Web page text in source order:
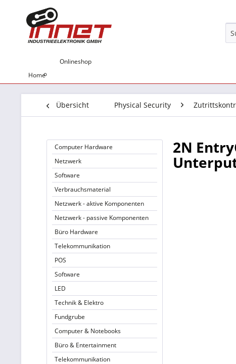
Home
Onlineshop
Übersicht Physical Security
Computer Hardware
Netzwerk
Software
Verbrauchsmaterial
Netzwerk - aktive Komponenten
Netzwerk - passive Komponenten
Büro Hardware
Telekommunikation
POS
Software
LED
Technik & Elektro
Fundgrube
Computer & Notebooks
Büro & Entertainment
Telekommunikation
2N